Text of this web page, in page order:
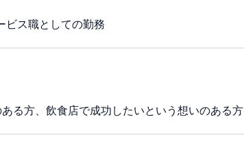
ビス職としての勤務
る方、飲食店で成功したいという想いのある方